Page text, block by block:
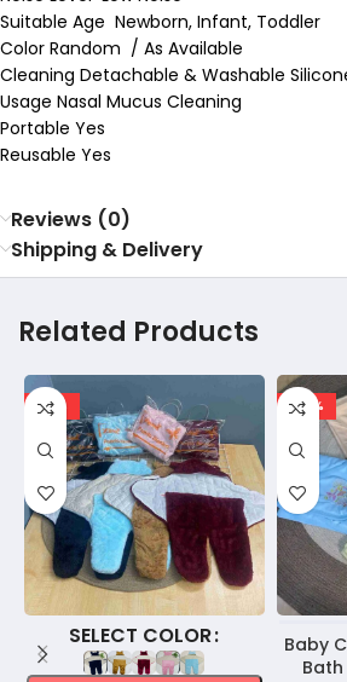
Suitable Age Newborn, Infant, Toddler
Color Random / As Available
Cleaning Detachable & Washable
Usage Nasal Mucus Cleaning
Portable Yes
Reusable Yes
Reviews (0)
Shipping & Delivery
Related Products
-18%
COLOR
-29%
Baby
Bath